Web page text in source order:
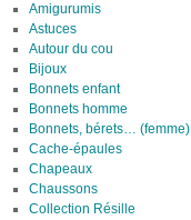
Amigurumis
Astuces
Autour du cou
Bijoux
Bonnets enfant
Bonnets homme
Bonnets, bérets… (femme)
Cache-épaules
Chapeaux
Chaussons
Collection Résille